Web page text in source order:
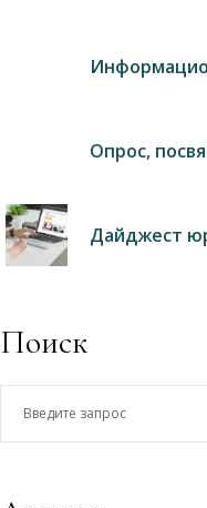
Опрос,
Дайджест
Поиск